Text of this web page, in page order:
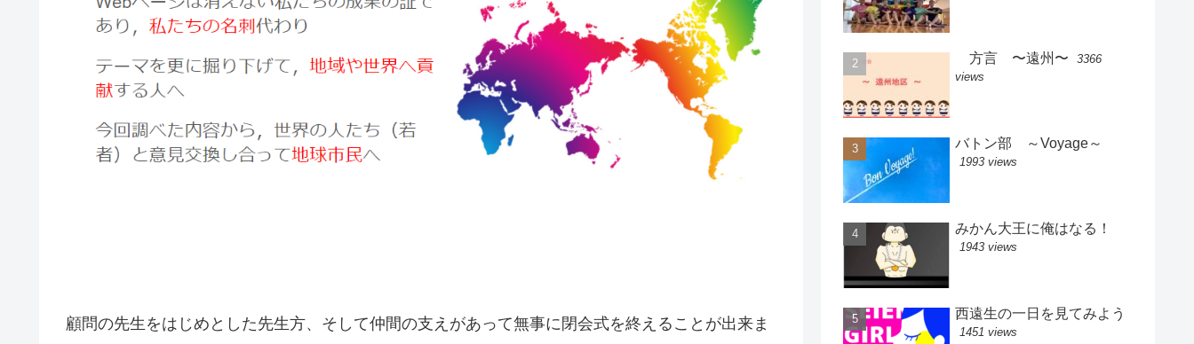
顧問の先生をはじめとした先生方、そして仲間の支えがあって無事に閉会式を終えることが出来ま
方言 〜遠州〜
3366
views
バトン部 ～Voyage～
1993 views
みかん大王に俺はなる！
1943 views
西遠生の一日を見てみよう
1451 views